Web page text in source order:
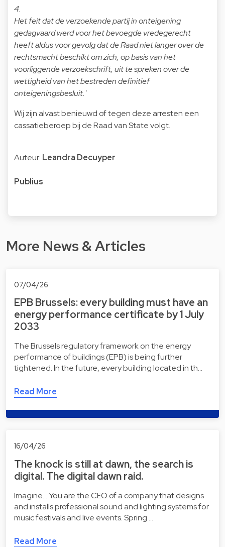
4.
Het feit dat de verzoekende partij in onteigening
gedagvaard werd voor het bevoegde vredegerecht
heeft aldus voor gevolg dat de Raad niet langer over de
rechtsmacht beschikt om zich, op basis van het
voorliggende verzoekschrift, uit te spreken over de
wettigheid van het bestreden definitief
onteigeningsbesluit.'
Wij zijn alvast benieuwd of tegen deze arresten een
cassatieberoep bij de Raad van State volgt.
Auteur: Leandra Decuyper
Publius
More News & Articles
07/04/26
EPB Brussels: every building must have an
energy performance certificate by 1 July
2033
The Brussels regulatory framework on the energy
performance of buildings (EPB) is being further
tightened. In the future, every building located in th…
Read More
16/04/26
The knock is still at dawn, the search is
digital. The digital dawn raid.
Imagine... You are the CEO of a company that designs
and installs professional sound and lighting systems for
music festivals and live events. Spring …
Read More